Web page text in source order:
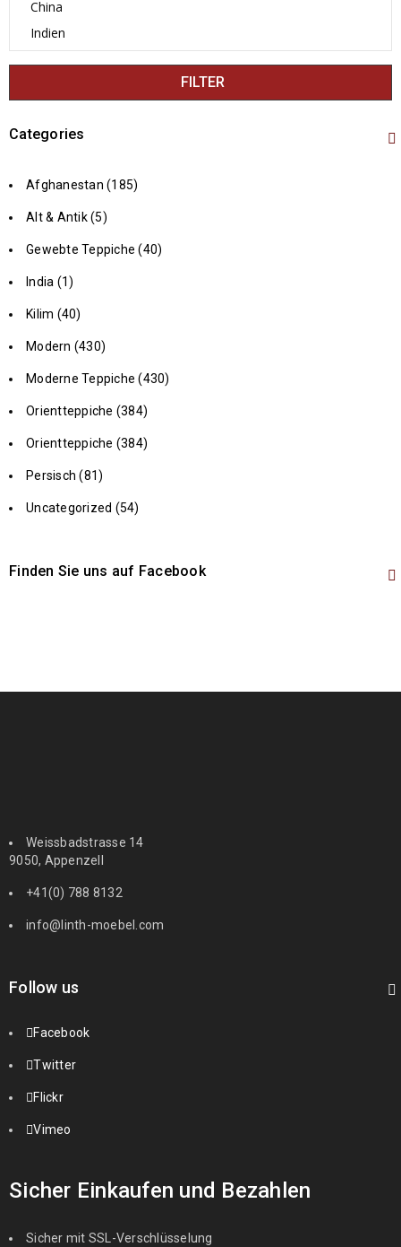
FILTER
Categories
Afghanestan (185)
Alt & Antik (5)
Gewebte Teppiche (40)
India (1)
Kilim (40)
Modern (430)
Moderne Teppiche (430)
Orientteppiche (384)
Orientteppiche (384)
Persisch (81)
Uncategorized (54)
Finden Sie uns auf Facebook
Weissbadstrasse 14
9050, Appenzell
+41(0) 788 8132
info@linth-moebel.com
Follow us
Facebook
Twitter
Flickr
Vimeo
Sicher Einkaufen und Bezahlen
Sicher mit SSL-Verschlüsselung